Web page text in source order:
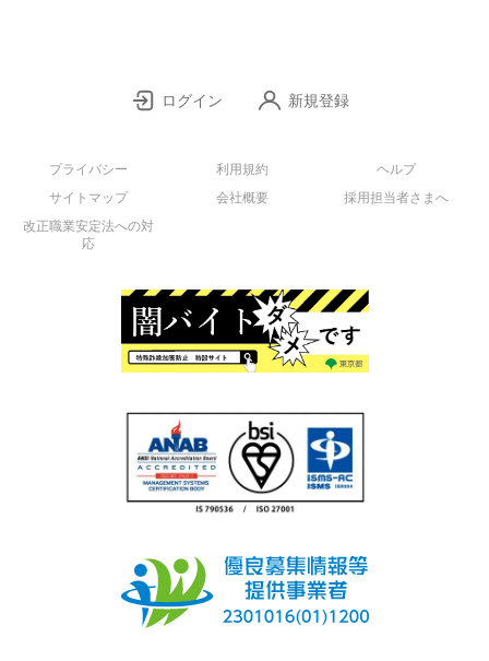
ログイン 新規登録
プライバシー 利用規約
ヘルプ
サイトマップ
会社概要
採用担当者さまへ
改正職業安定法への対
応